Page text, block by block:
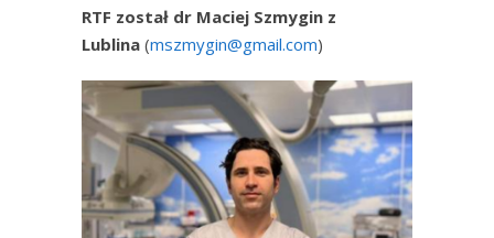
RTF został dr Maciej Szmygin z
Lublina (mszmygin@gmail.com)